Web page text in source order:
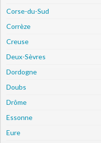
Corse-du-Sud
Corrèze
Creuse
Deux-Sèvres
Dordogne
Doubs
Drôme
Essonne
Eure